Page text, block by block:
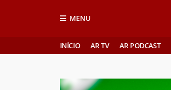
MENU
INÍCIO AR TV AR PODCAST